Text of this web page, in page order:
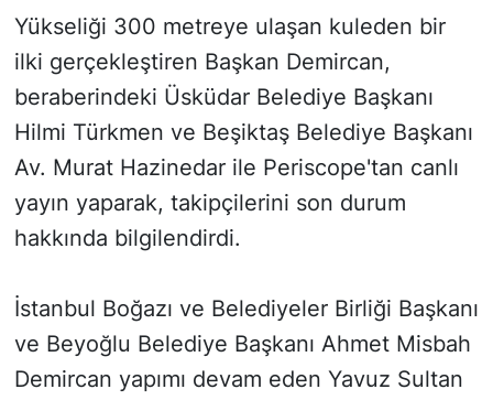
Yükseliği 300 metreye ulaşan kuleden bir
ilki gerçekleştiren Başkan Demircan,
beraberindeki Üsküdar Belediye Başkanı
Hilmi Türkmen ve Beşiktaş Belediye Başkanı
Av. Murat Hazinedar ile Periscope'tan canlı
yayın yaparak, takipçilerini son durum
hakkında bilgilendirdi.
İstanbul Boğazı ve Belediyeler Birliği Başkanı
ve Beyoğlu Belediye Başkanı Ahmet Misbah
Demircan yapımı devam eden Yavuz Sultan